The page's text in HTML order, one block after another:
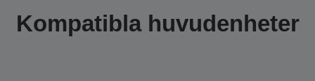
Kompatibla huvudenheter